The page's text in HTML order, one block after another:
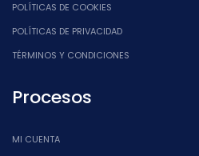
POLÍTICAS DE COOKIES
POLÍTICAS DE PRIVACIDAD
TÉRMINOS Y CONDICIONES
Procesos
MI CUENTA